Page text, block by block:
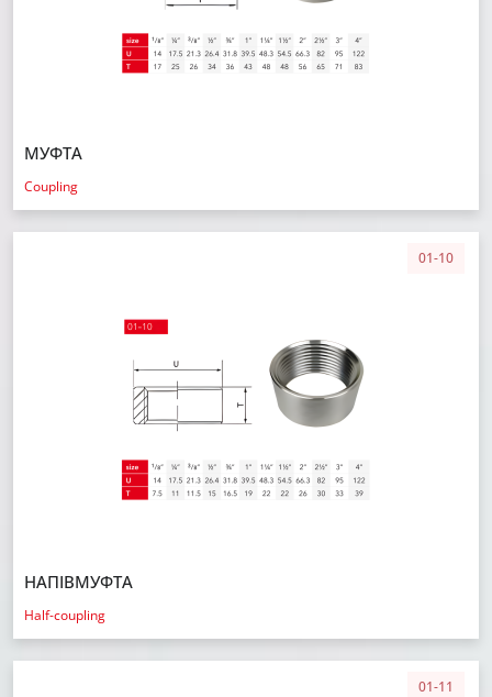
МУФТА
Coupling
01-10
НАПІВМУФТА
Half-coupling
01-11